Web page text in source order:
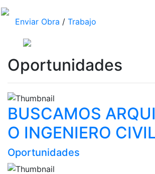
Enviar Obra / Trabajo
Oportunidades
BUSCAMOS
O INGENIERO
Oportunidades